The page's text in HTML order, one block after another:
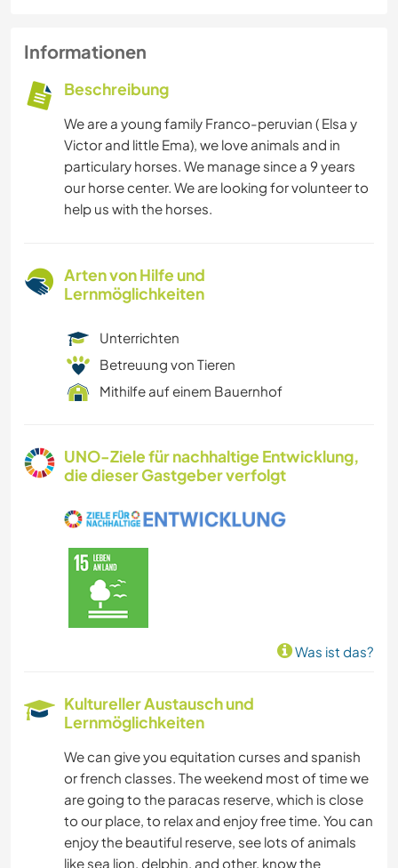
Informationen
Beschreibung
We are a young family Franco-peruvian ( Elsa y
Victor and little Ema), we love animals and in
particulary horses. We manage since a 9 years
our horse center. We are looking for volunteer to
help us with the horses.
Arten von Hilfe und
Lernmöglichkeiten
Unterrichten
Betreuung von Tieren
Mithilfe auf einem Bauernhof
UNO-Ziele für nachhaltige Entwicklung,
die dieser Gastgeber verfolgt
Was ist das?
Kultureller Austausch und
Lernmöglichkeiten
We can give you equitation curses and spanish
or french classes. The weekend most of time we
are going to the paracas reserve, which is close
to our place, to relax and enjoy free time. You can
enjoy the beautiful reserve, see lots of animals
like sea lion, delphin, and other, know the